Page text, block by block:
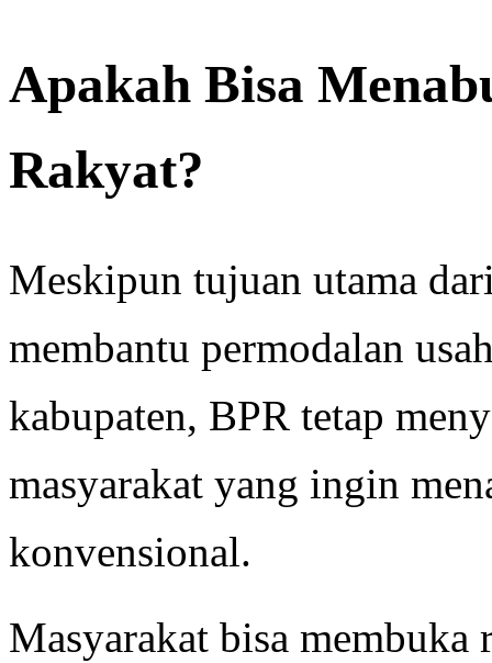
Apakah Bisa
Rakyat?
Meskipun tujuan utama
membantu permodalan
kabupaten, BPR tetap
masyarakat yang ingin
konvensional.
Masyarakat bisa